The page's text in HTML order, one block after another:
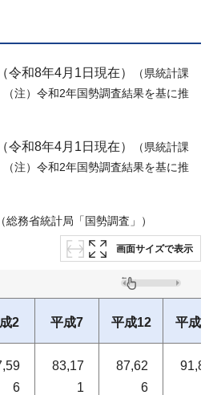
令和8年4月1日現在） （県統計課
（注）令和2年国勢調査結果を基に推
令和8年4月1日現在） （県統計課
（注）令和2年国勢調査結果を基に推
（総務省統計局「国勢調査」）
画面サイズで表示
2 平成7 平成12 平成
6
83,17
1
87,62
6